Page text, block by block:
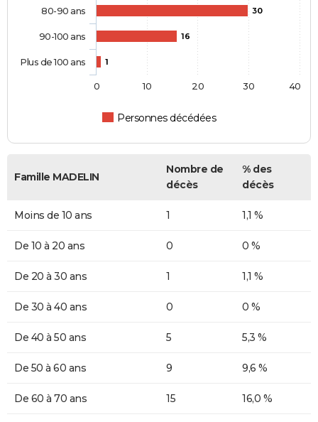
30
16
1
Personnes décédées
80-90 ans
90-100 ans
Plus de 100 ans
0 10 20 30 40
Famille MADELIN
Nombre de
décès
% des
décès
Moins de 10 ans 1 1,1 %
De 10 à 20 ans 0 0 %
De 20 à 30 ans 1 1,1 %
De 30 à 40 ans 0 0 %
De 40 à 50 ans 5 5,3 %
De 50 à 60 ans 9 9,6 %
De 60 à 70 ans 15 16,0 %